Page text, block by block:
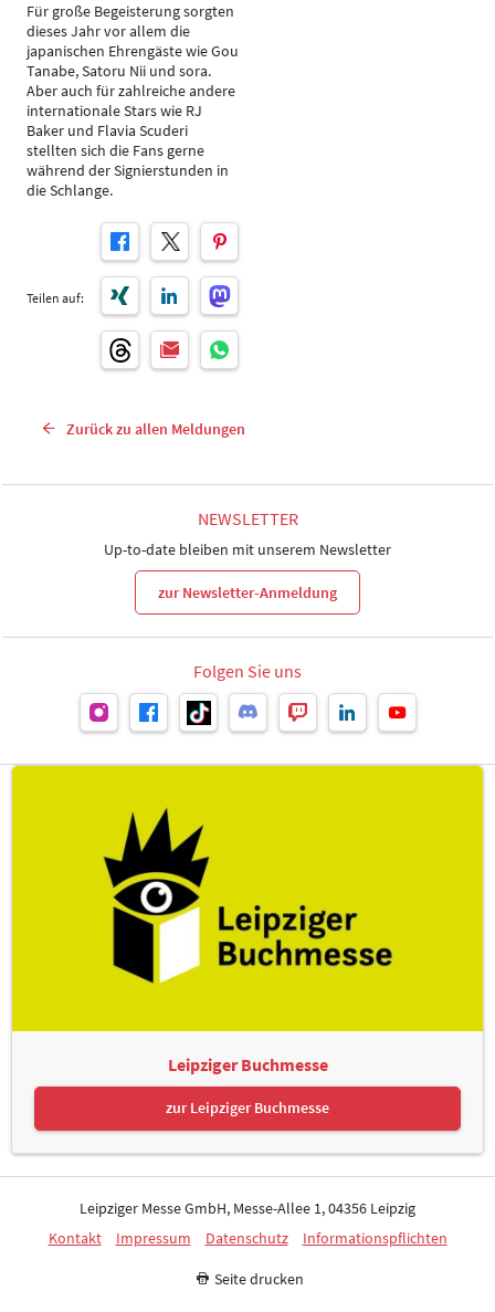
Für große Begeisterung sorgten
dieses Jahr vor allem die
japanischen Ehrengäste wie Gou
Tanabe, Satoru Nii und sora.
Aber auch für zahlreiche andere
internationale Stars wie RJ
Baker und Flavia Scuderi
stellten sich die Fans gerne
während der Signierstunden in
die Schlange.
Teilen auf:
Zurück zu allen Meldungen
NEWSLETTER
Up-to-date bleiben mit unserem Newsletter
zur Newsletter-Anmeldung
Folgen Sie uns
Leipziger Buchmesse
zur Leipziger Buchmesse
Leipziger Messe GmbH, Messe-Allee 1, 04356 Leipzig
Kontakt
Impressum Datenschutz Informationspflichten
Seite drucken